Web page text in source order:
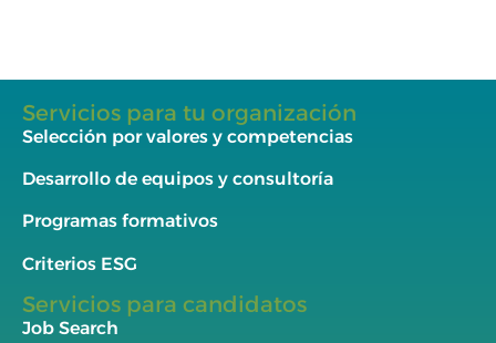
Servicios para tu organización
Selección por valores y competencias
Desarrollo de equipos y consultoría
Programas formativos
Criterios ESG
Servicios para candidatos
Job Search